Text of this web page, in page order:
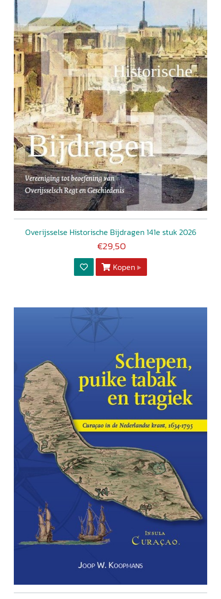
Overijsselse Historische Bijdragen 141e stuk 2026
€29,50
Kopen